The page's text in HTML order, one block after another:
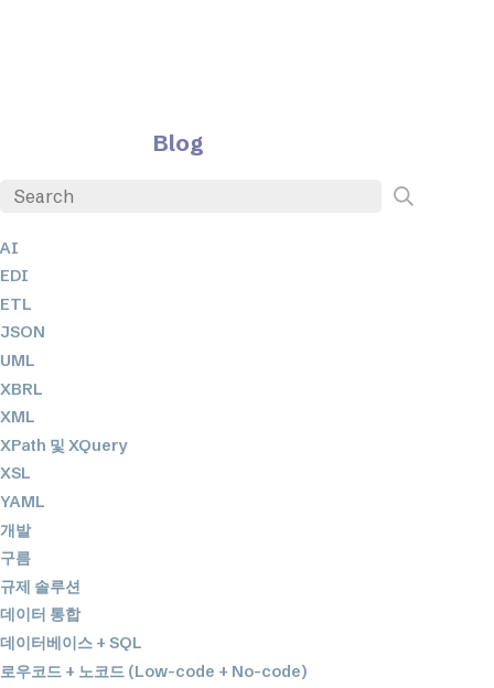
Blog
AI
EDI
ETL
JSON
UML
XBRL
XML
XPath 및 XQuery
XSL
YAML
개발
구름
규제 솔루션
데이터 통합
데이터베이스 + SQL
로우코드 + 노코드 (Low-code + No-code)